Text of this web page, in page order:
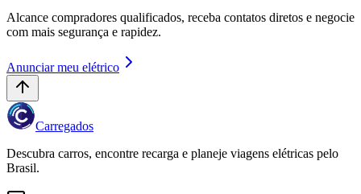
Alcance compradores qualificados, receba contatos diretos e negocie
com mais segurança e rapidez.
Anunciar meu elétrico
Carregados
Descubra carros, encontre recarga e planeje viagens elétricas pelo
Brasil.